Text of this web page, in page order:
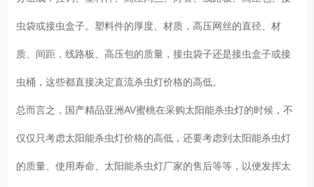
虫袋或接虫盒子。塑料件的厚度、材质，高压网丝的直径、材
质、间距，线路板、高压包的质量，接虫袋子还是接虫盒子或接
虫桶，这些都直接决定直流杀虫灯价格的高低。
总而言之，国产精品亚洲AV蜜桃在采购太阳能杀虫灯的时候，不
仅仅只考虑太阳能杀虫灯价格的高低，还要考虑到太阳能杀虫灯
的质量、使用寿命、太阳能杀虫灯厂家的售后等等，以便发挥太